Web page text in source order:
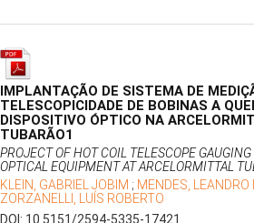
IMPLANTAÇÃO DE SISTEMA DE
TELESCOPICIDADE DE BOBINAS A
DISPOSITIVO ÓPTICO NA
TUBARÃO1
PROJECT OF HOT COIL TELESCOPE
OPTICAL EQUIPMENT AT ARCELORMITTAL
KLEIN, GABRIEL JOBIM ; MENDES, LEANDRO
ZORZANELLI, LUÍS ROBERTO
DOI: 10.5151/2594-5335-17421